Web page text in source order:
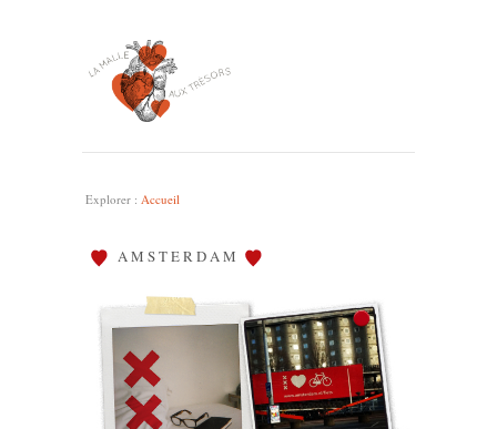
Explorer : Accueil
A M S T E R D A M